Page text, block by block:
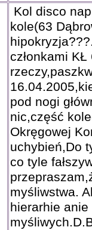
Kol disco
kole(63
członkami
pod nogi
nic,część
Okręgowej
uchybień,Do
co tyle
myśliwstwa.
hierarhie